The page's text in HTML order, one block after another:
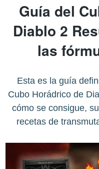
Guía del
Diablo 2
las
Esta es la guía
Cubo Horádrico de
cómo se consigue,
recetas de